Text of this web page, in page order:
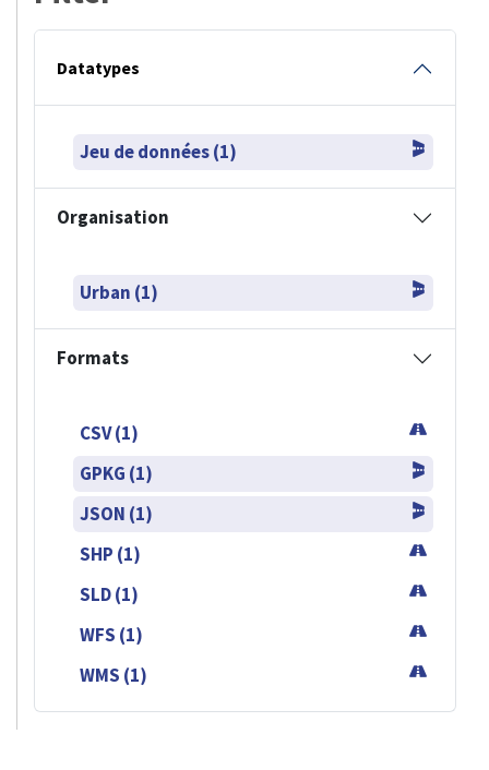
Datatypes
Jeu de données (1)
Organisation
Urban (1)
Formats
CSV (1)
GPKG (1)
JSON (1)
SHP (1)
SLD (1)
WFS (1)
WMS (1)